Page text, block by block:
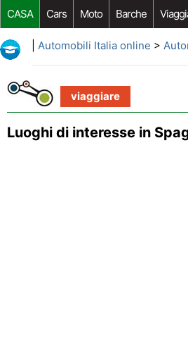
CASA Cars Moto Barche
Riparazione Auto Acquisto Auto
Automobili Italia online >
viaggiare
Luoghi di interesse in